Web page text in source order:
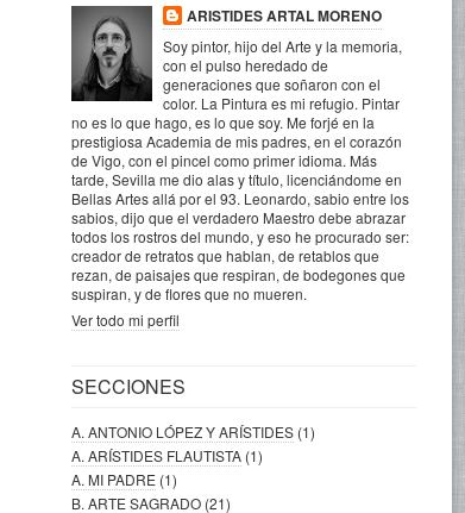
ARISTIDES ARTAL MORENO
Soy pintor, hijo del Arte y la memoria,
con el pulso heredado de
generaciones que soñaron con el
color. La Pintura es mi refugio. Pintar
no es lo que hago, es lo que soy. Me forjé en la
prestigiosa Academia de mis padres, en el corazón
de Vigo, con el pincel como primer idioma. Más
tarde, Sevilla me dio alas y título, licenciándome en
Bellas Artes allá por el 93. Leonardo, sabio entre los
sabios, dijo que el verdadero Maestro debe abrazar
todos los rostros del mundo, y eso he procurado ser:
creador de retratos que hablan, de retablos que
rezan, de paisajes que respiran, de bodegones que
suspiran, y de flores que no mueren.
Ver todo mi perfil
SECCIONES
A. ANTONIO LÓPEZ Y ARÍSTIDES (1)
A. ARÍSTIDES FLAUTISTA (1)
A. MI PADRE (1)
B. ARTE SAGRADO (21)